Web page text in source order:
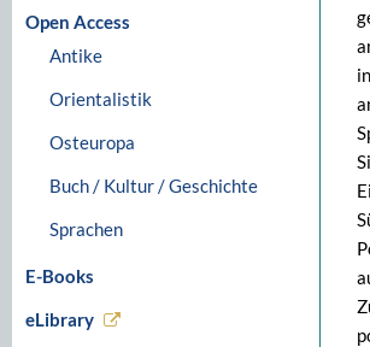
Open Access
Antike
Orientalistik
Osteuropa
Buch / Kultur / Geschichte
Sprachen
E-Books
eLibrary